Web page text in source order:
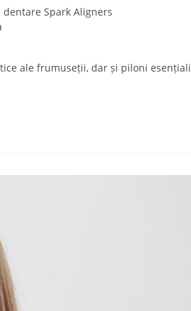
dentare Spark Aligners
ale frumuseții, dar și piloni esențiali